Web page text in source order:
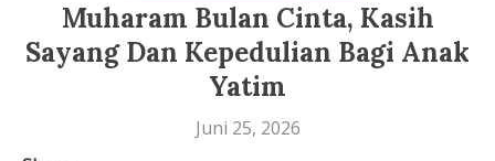
Muharam Bulan Cinta, Kasih
Sayang Dan Kepedulian Bagi Anak
Yatim
Juni 25, 2026